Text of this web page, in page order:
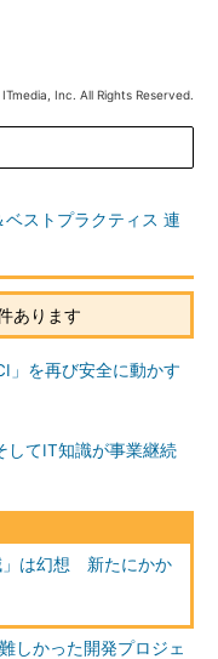
Inc. All Rights Reserved.
ストプラクティス 連
あります
」を再び安全に動かす
してIT知識が事業継続
」は幻想 新たにかか
しかった開発プロジェ